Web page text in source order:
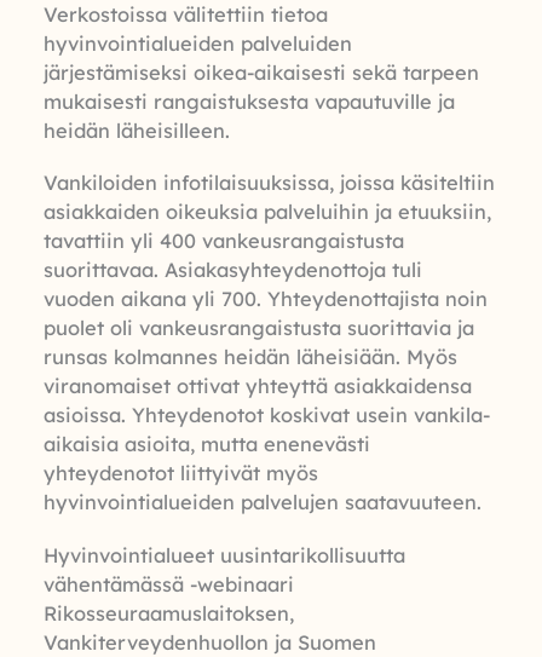
Verkostoissa välitettiin tietoa
hyvinvointialueiden palveluiden
järjestämiseksi oikea-aikaisesti sekä tarpeen
mukaisesti rangaistuksesta vapautuville ja
heidän läheisilleen.
Vankiloiden infotilaisuuksissa, joissa käsiteltiin
asiakkaiden oikeuksia palveluihin ja etuuksiin,
tavattiin yli 400 vankeusrangaistusta
suorittavaa. Asiakasyhteydenottoja tuli
vuoden aikana yli 700. Yhteydenottajista noin
puolet oli vankeusrangaistusta suorittavia ja
runsas kolmannes heidän läheisiään. Myös
viranomaiset ottivat yhteyttä asiakkaidensa
asioissa. Yhteydenotot koskivat usein vankila-
aikaisia asioita, mutta enenevästi
yhteydenotot liittyivät myös
hyvinvointialueiden palvelujen saatavuuteen.
Hyvinvointialueet uusintarikollisuutta
vähentämässä -webinaari
Rikosseuraamuslaitoksen,
Vankiterveydenhuollon ja Suomen